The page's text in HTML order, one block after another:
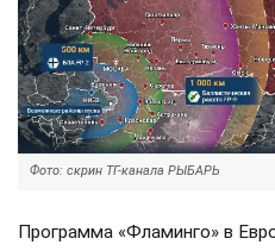
Фото: скрин ТГ-канала РЫБАРЬ
Программа «Фламинго» в